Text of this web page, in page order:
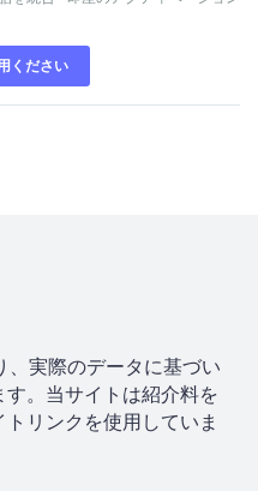
ください
、実際のデータに基づい
。当サイトは紹介料を
リンクを使用していま